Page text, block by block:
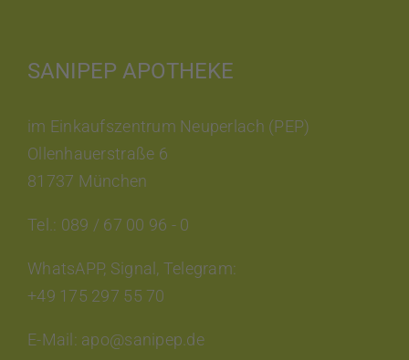
SANIPEP APOTHEKE
im Einkaufszentrum Neuperlach (PEP)
Ollenhauerstraße 6
81737 München
Tel.: 089 / 67 00 96 - 0
WhatsAPP, Signal, Telegram:
+49 175 297 55 70
E-Mail: apo@sanipep.de